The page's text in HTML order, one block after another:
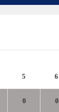
5 6
0 0